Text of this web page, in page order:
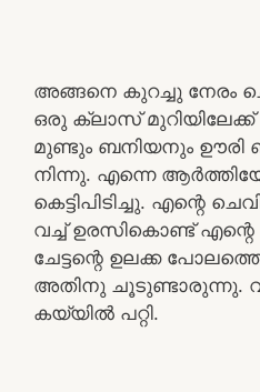
അങ്ങനെ കുറച്ചു നേരം
ഒരു ക്ലാസ്
മുണ്ടും ബനിയനും ഊരി
നിന്നു. എന്നെ
കെട്ടിപിടിച്ചു. എന്റെ
വച്ച് ഉരസികൊണ്ട്
ചേട്ടന്റെ ഉലക്ക
അതിനു ചൂടുണ്ടാരുന്നു.
കയ്യിൽ പറ്റി.